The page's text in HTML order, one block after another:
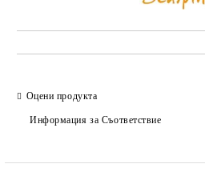
Оцени продукта
Информация за Съответствие